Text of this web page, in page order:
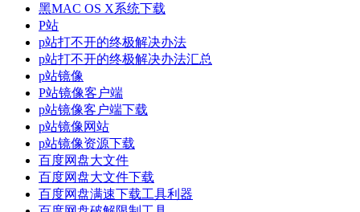
黑MAC OS X系统下载
P站
p站打不开的终极解决办法
p站打不开的终极解决办法汇总
p站镜像
P站镜像客户端
p站镜像客户端下载
p站镜像网站
p站镜像资源下载
百度网盘大文件
百度网盘大文件下载
百度网盘满速下载工具利器